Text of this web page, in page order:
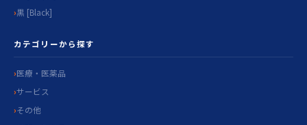
黒 [Black]
カテゴリーから探す
医療・医薬品
サービス
その他